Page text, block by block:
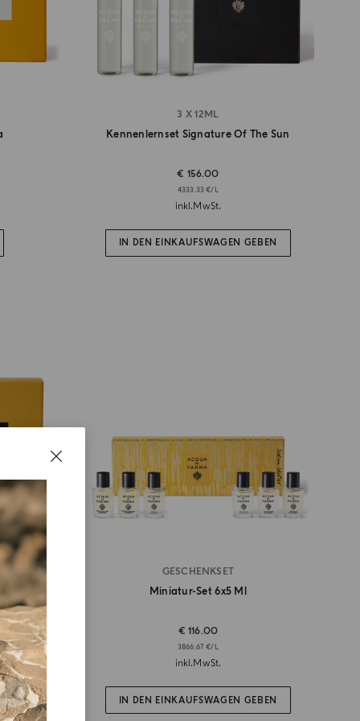
3 X 12ML
Kennenlernset Signature Of The Sun
€ 156.00
4333.33 €/L
inkl.MwSt.
IN DEN EINKAUFSWAGEN GEBEN
GESCHENKSET
Miniatur-Set 6x5 Ml
€ 116.00
3866.67 €/L
inkl.MwSt.
IN DEN EINKAUFSWAGEN GEBEN